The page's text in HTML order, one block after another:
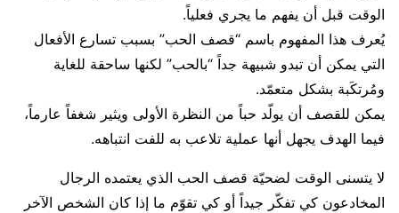
الوقت قبل أن يفهم ما يجري فعلياً.
يُعرف هذا المفهوم باسم “قصف الحب” بسبب تسارع الأفعال
التي يمكن أن تبدو شبيهة جداً “بالحب” لكنها ساحقة للغاية
ومُرتكَبة بشكل متعمّد.
يمكن للقصف أن يولّد حباً من النظرة الأولى ويثير شغفاً عارماً،
فيما الهدف يجهل أنها عملية تلاعب به للفت انتباهه.
لا يتسنى الوقت لضحيّة قصف الحب الذي يعتمده الرجال
المخادعون كي تفكّر جيداً أو كي تقوّم ما إذا كان الشخص الآخر